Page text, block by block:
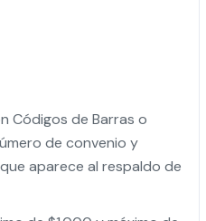
Códigos de Barras o
de convenio y
aparece al respaldo de